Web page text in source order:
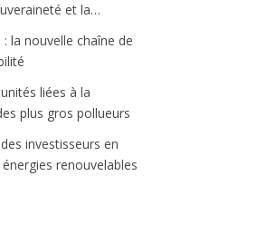
et la
la nouvelle chaîne de
liées à la
plus gros pollueurs
investisseurs en
renouvelables